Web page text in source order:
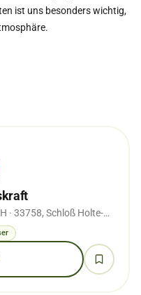
ist uns besonders wichtig,
· 33758, Schloß Holte-Stukenbrock